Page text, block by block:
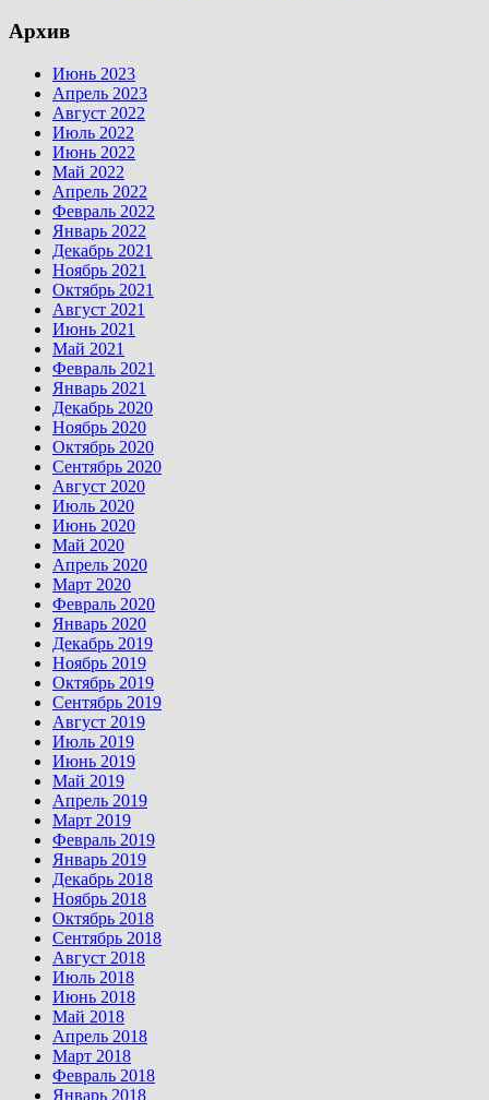
Архив
Июнь 2023
Апрель 2023
Август 2022
Июль 2022
Июнь 2022
Май 2022
Апрель 2022
Февраль 2022
Январь 2022
Декабрь 2021
Ноябрь 2021
Октябрь 2021
Август 2021
Июнь 2021
Май 2021
Февраль 2021
Январь 2021
Декабрь 2020
Ноябрь 2020
Октябрь 2020
Сентябрь 2020
Август 2020
Июль 2020
Июнь 2020
Май 2020
Апрель 2020
Март 2020
Февраль 2020
Январь 2020
Декабрь 2019
Ноябрь 2019
Октябрь 2019
Сентябрь 2019
Август 2019
Июль 2019
Июнь 2019
Май 2019
Апрель 2019
Март 2019
Февраль 2019
Январь 2019
Декабрь 2018
Ноябрь 2018
Октябрь 2018
Сентябрь 2018
Август 2018
Июль 2018
Июнь 2018
Май 2018
Апрель 2018
Март 2018
Февраль 2018
Январь 2018